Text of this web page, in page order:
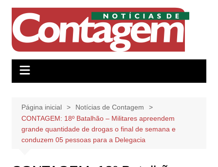
conteúdo
Página inicial
Notícias de Contagem
CONTAGEM: 18º Batalhão – Militares apreendem
grande quantidade de drogas o final de semana e
conduzem 05 pessoas para a Delegacia